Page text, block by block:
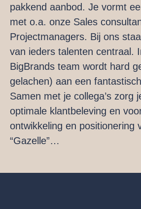
pakkend aanbod. Je vormt
met o.a. onze Sales
Projectmanagers. Bij ons
van ieders talenten centraal.
BigBrands team wordt hard
gelachen) aan een
Samen met je collega’s zorg
optimale klantbeleving en
ontwikkeling en positionering
“Gazelle”…